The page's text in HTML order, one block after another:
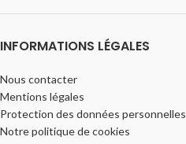
INFORMATIONS LÉGALES
Nous contacter
Mentions légales
Protection des données personnelles
Notre politique de cookies